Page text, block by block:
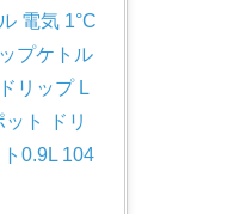
電気 1°C
プケトル
リップ L
ト ドリ
0.9L 104